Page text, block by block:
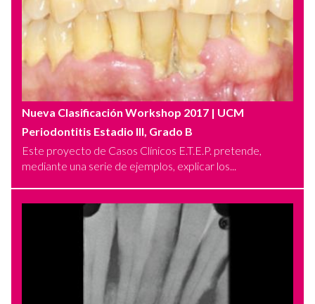
Nueva Clasificación Workshop 2017 | UCM
Periodontitis Estadio III, Grado B
Este proyecto de Casos Clínicos E.T.E.P. pretende,
mediante una serie de ejemplos, explicar los...